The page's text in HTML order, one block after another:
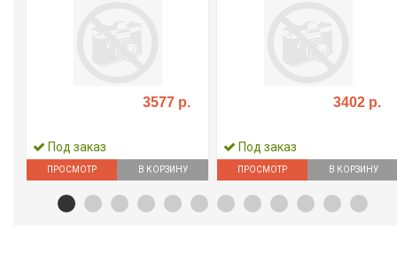
3577 р.
Под заказ
ПРОСМОТР В КОРЗИНУ
3402 р.
Под заказ
ПРОСМОТР В КОРЗИНУ